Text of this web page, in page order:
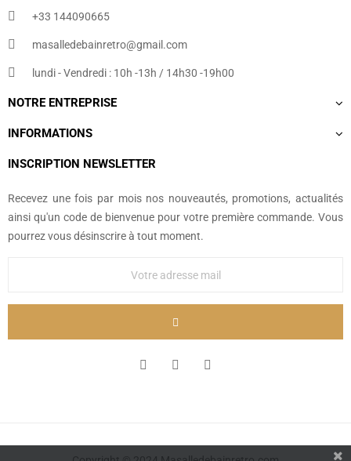
+33 144090665​
masalledebainretro@gmail.com
lundi - Vendredi : 10h -13h / 14h30 -19h00
NOTRE ENTREPRISE
INFORMATIONS
INSCRIPTION NEWSLETTER
Recevez une fois par mois nos nouveautés, promotions, actualités
ainsi qu'un code de bienvenue pour votre première commande. Vous
pourrez vous désinscrire à tout moment.